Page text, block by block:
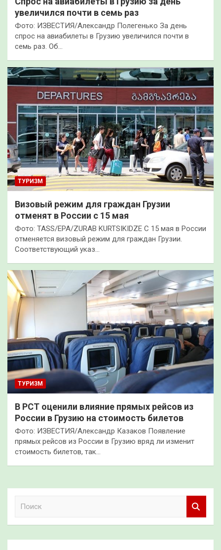
увеличился почти в семь раз
Фото: ИЗВЕСТИЯ/Александр Полегенько За день
спрос на авиабилеты в Грузию увеличился почти в
семь раз. Об…
ТУРИЗМ
Визовый режим для граждан Грузии
отменят в России с 15 мая
Фото: TASS/EPA/ZURAB KURTSIKIDZE С 15 мая в России
отменяется визовый режим для граждан Грузии.
Соответствующий указ…
ТУРИЗМ
В РСТ оценили влияние прямых рейсов из
России в Грузию на стоимость билетов
Фото: ИЗВЕСТИЯ/Александр Казаков Появление
прямых рейсов из России в Грузию вряд ли изменит
стоимость билетов, так…
к